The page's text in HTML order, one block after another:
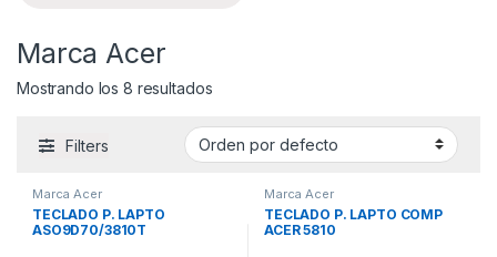
Marca Acer
Mostrando los 8 resultados
Filters
Marca Acer
TECLADO P. LAPTO
ASO9D70/3810T
Marca Acer
TECLADO P. LAPTO COMP
ACER 5810